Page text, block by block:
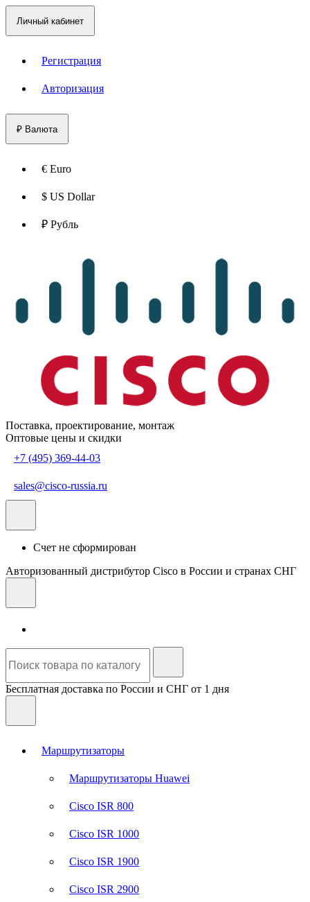
Личный кабинет
Регистрация
Авторизация
₽ Валюта
€ Euro
$ US Dollar
₽ Рубль
Поставка, проектирование, монтаж
Оптовые цены и скидки
+7 (495) 369-44-03
sales@cisco-russia.ru
Счет не сформирован
Авторизованный дистрибутор Cisco в России и странах СНГ
Бесплатная доставка по России и СНГ от 1 дня
Маршрутизаторы
Маршрутизаторы Huawei
Cisco ISR 800
Cisco ISR 1000
Cisco ISR 1900
Cisco ISR 2900